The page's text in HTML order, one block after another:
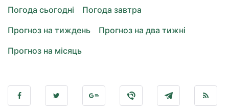
Погода сьогодні
Погода завтра
Прогноз на тиждень
Прогноз на два тижні
Прогноз на місяць